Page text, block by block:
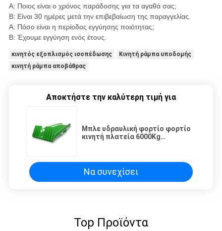
Α: Ποιος είναι ο χρόνος παράδοσης για τα αγαθά σας;
Β: Είναι 30 ημέρες μετά την επιβεβαίωση της παραγγελίας.
Α: Πόσο είναι η περίοδος εγγύησης ποιότητας;
Β: Έχουμε εγγύηση ενός έτους.
κινητός εξοπλισμός ισοπέδωσης
Κινητή ράμπα υποδομής
κινητή ράμπα αποβάθρας
Αποκτήστε την καλύτερη τιμή για
Μπλε υδραυλική φορτίο φορτίο
κινητή πλατεία 6000Kg
Να συνεχίσει
Top Προϊόντα